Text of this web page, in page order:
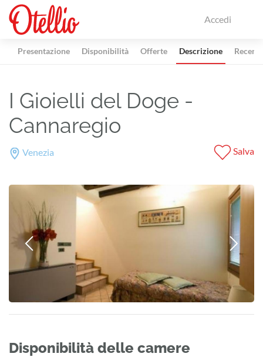
Accedi
Presentazione Disponibilità Offerte Descrizione
I Gioielli del Doge -
Cannaregio
Venezia Salva
Disponibilità delle camere